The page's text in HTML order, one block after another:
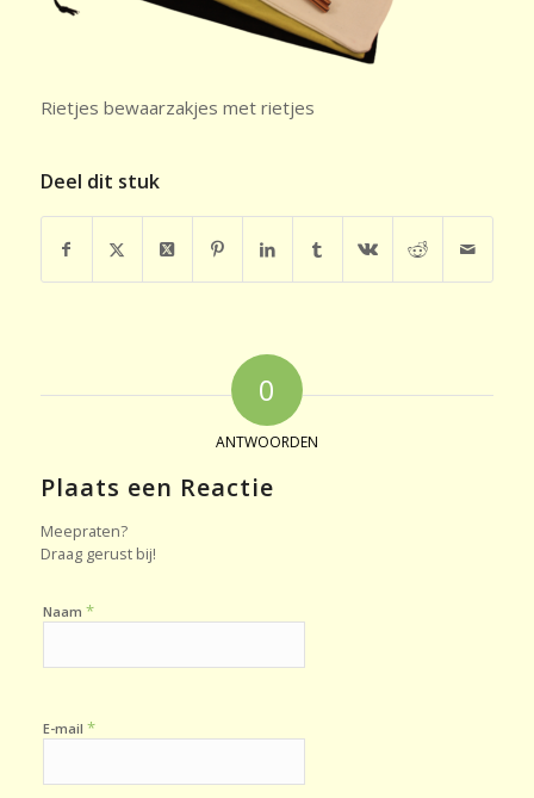
Rietjes bewaarzakjes met rietjes
Deel dit stuk
0
ANTWOORDEN
Plaats een Reactie
Meepraten?
Draag gerust bij!
Naam *
E-mail *